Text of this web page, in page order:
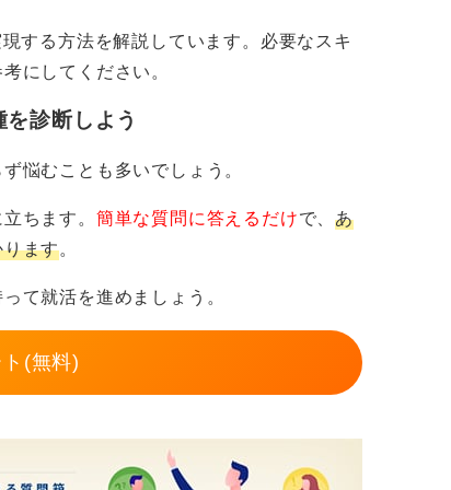
も求められる資質になります。不安
の努力を企業は必ず見ています。
する方法を解説しています。必要なスキ
にしてください。
診断しよう
悩むことも多いでしょう。
ちます。 簡単な質問に答えるだけで、あ
ます。
て就活を進めましょう。
(無料)